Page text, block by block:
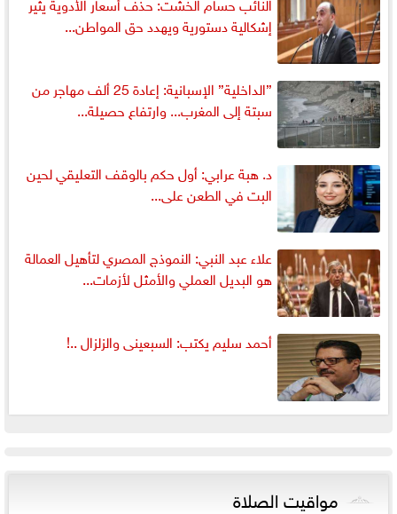
إشكالية دستورية ويهدد حق المواطن...
”الداخلية” الإسبانية: إعادة 25 ألف مهاجر من
سبتة إلى المغرب... وارتفاع حصيلة...
د. هبة عرابي: أول حكم بالوقف التعليقي لحين
البت في الطعن على...
علاء عبد النبي: النموذج المصري لتأهيل العمالة
هو البديل العملي والأمثل لأزمات...
أحمد سليم يكتب: السبعينى والزلزال ..!
مواقيت الصلاة